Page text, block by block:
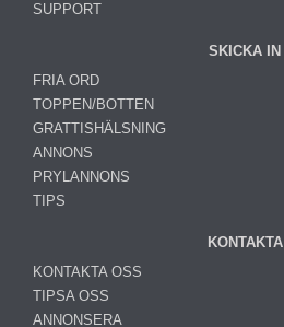
SUPPORT
SKICKA IN
FRIA ORD
TOPPEN/BOTTEN
GRATTISHÄLSNING
ANNONS
PRYLANNONS
TIPS
KONTAKTA
KONTAKTA OSS
TIPSA OSS
ANNONSERA